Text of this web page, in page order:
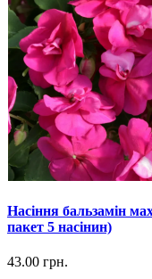
Насіння бальзамін
пакет 5 насінин)
43.00 грн.